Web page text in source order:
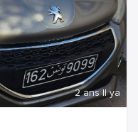
2 ans Il ya